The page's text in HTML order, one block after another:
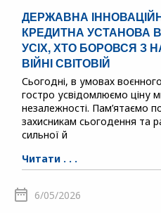
ДЕРЖАВНА
КРЕДИТНА УСТАНОВА
УСІХ, ХТО БОРОВСЯ З
ВІЙНІ СВІТОВІЙ
Сьогодні, в умовах
гостро усвідомлюємо ціну
незалежності. Пам’ятаємо
захисникам сьогодення та
сильної й
Читати . . .
6/05/2026